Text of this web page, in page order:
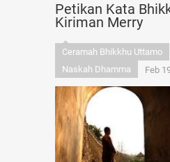
Petikan Kata
Kiriman Merry
Ceramah Bhikkhu Uttamo
Naskah Dhamma
Feb